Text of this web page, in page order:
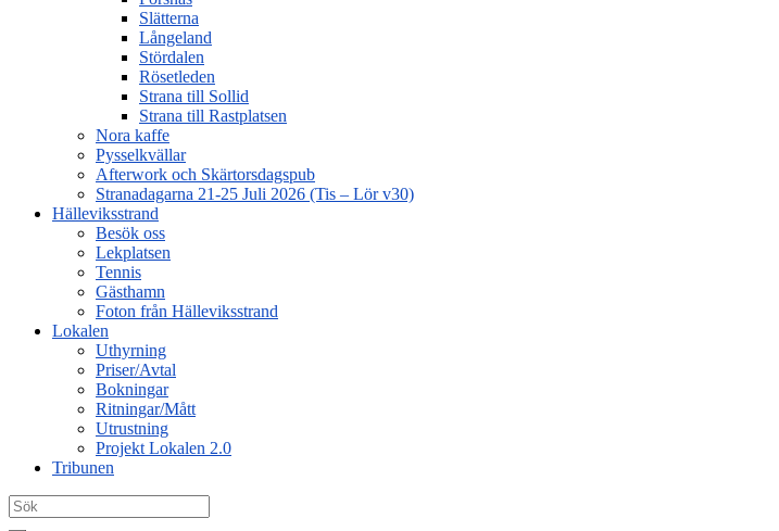
Slätterna
Långeland
Stördalen
Rösetleden
Strana till Sollid
Strana till Rastplatsen
Nora kaffe
Pysselkvällar
Afterwork och Skärtorsdagspub
Stranadagarna 21-25 Juli 2026 (Tis – Lör v30)
Hälleviksstrand
Besök oss
Lekplatsen
Tennis
Gästhamn
Foton från Hälleviksstrand
Lokalen
Uthyrning
Priser/Avtal
Bokningar
Ritningar/Mått
Utrustning
Projekt Lokalen 2.0
Tribunen
Search
for: